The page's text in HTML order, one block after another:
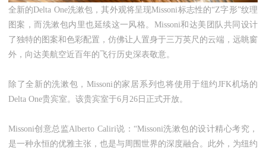
全新的Delta One洗漱包，其外观将呈现Missoni标志性的“Z字形”纹理
图案，而洗漱包内里也延续这一风格。Missoni和达美团队共同设计
了独特的图案和色彩配置，仿佛让人置身于三万英尺的云端，远眺窗
外，向达美航空近百年的飞行历史深表敬意。
除了全新的洗漱包，Missoni的家居系列也将使用于纽约JFK机场的
Delta One贵宾室。该贵宾室于6月26日正式开放。
Missoni创意总监Alberto Caliri说：“Missoni洗漱包的设计精心考究，
是一种永恒的优雅主张，也是与周围世界的深度融合。此外，为纽约